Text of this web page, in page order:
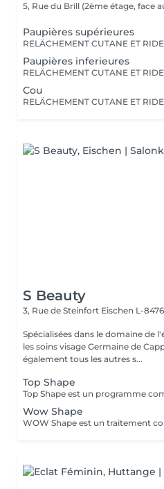
5, Rue du Brill (2ème étage, face
Paupières supérieures
Paupières inferieures
Cou
S Beauty
3, Rue de Steinfort Eischen L-8476
Spécialisées dans le domaine de
les soins visage Germaine de
également tous les autres s...
Top Shape
Wow Shape